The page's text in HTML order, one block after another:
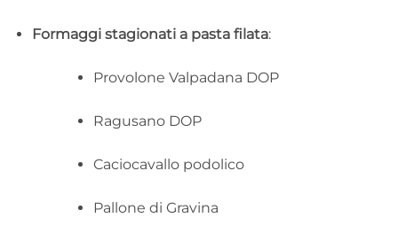
Formaggi stagionati a pasta filata:
Provolone Valpadana DOP
Ragusano DOP
Caciocavallo podolico
Pallone di Gravina